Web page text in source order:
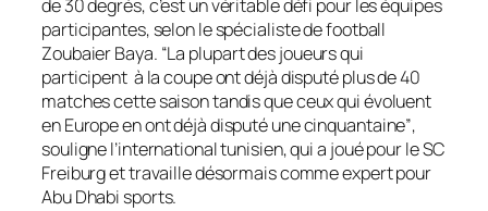
de 30 degrés, c’est un véritable défi pour les équipes
participantes, selon le spécialiste de football
Zoubaier Baya. “La plupart des joueurs qui
participent à la coupe ont déjà disputé plus de 40
matches cette saison tandis que ceux qui évoluent
en Europe en ont déjà disputé une cinquantaine”,
souligne l’international tunisien, qui a joué pour le SC
Freiburg et travaille désormais comme expert pour
Abu Dhabi sports.